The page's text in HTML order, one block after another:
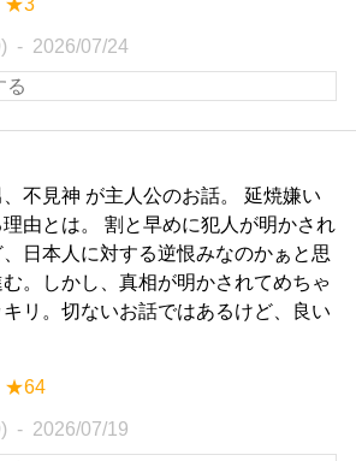
★3
2026/07/24
不見神 が主人公のお話。 延焼嫌い
由とは。 割と早めに犯人が明かされ
日本人に対する逆恨みなのかぁと思
。しかし、真相が明かされてめちゃ
キリ。切ないお話ではあるけど、良い
★64
2026/07/19